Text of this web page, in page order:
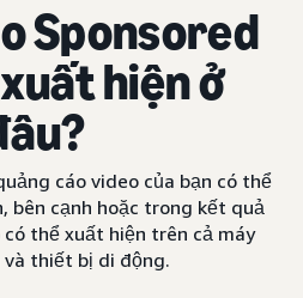
Sponsored
hiện ở
cáo video của bạn có thể
bên cạnh hoặc trong kết quả
có thể xuất hiện trên cả máy
và thiết bị di động.